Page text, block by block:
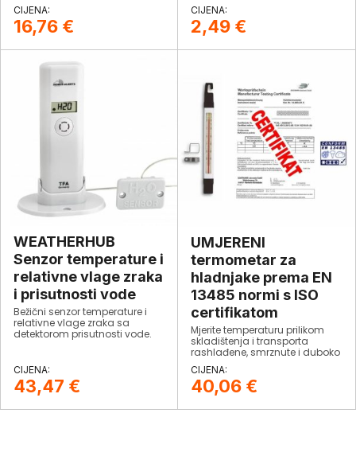
16,76 € 2,49 €
WEATHERHUB
Senzor temperature i
relativne vlage zraka
i prisutnosti vode
Bežični senzor temperature i
relativne vlage zraka sa
detektorom prisutnosti vode.
43,47 €
UMJERENI
termometar za
hladnjake prema EN
13485 normi ​s ISO
certifikatom
Mjerite temperaturu prilikom
skladištenja i transporta
rashlađene, smrznute i duboko
smrznute hrane. Termometar
je umjeren i dolazi s tvorničkim
certifikatom o umjeravanju.
40,06 €